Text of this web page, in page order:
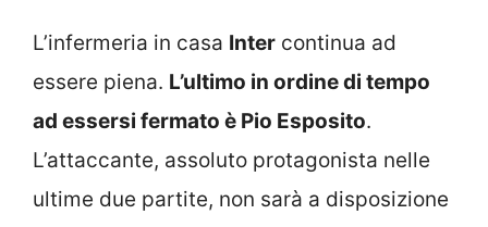
L’infermeria in casa Inter continua ad
essere piena. L’ultimo in ordine di tempo
ad essersi fermato è Pio Esposito.
L’attaccante, assoluto protagonista nelle
ultime due partite, non sarà a disposizione